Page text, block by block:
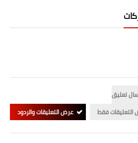
تعليق
فقط
عرض التعليقات والردود